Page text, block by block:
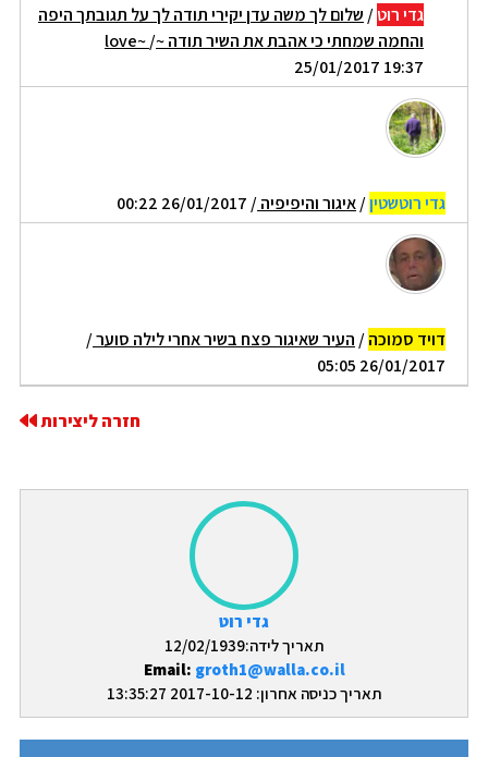
גדי רוט
תאריך לידה:12/02/1939
Email: groth1@walla.co.il
תאריך כניסה אחרון: 2017-10-12 13:35:27
גדי רוט/ שלום לך משה עדן יקירי תודה לך על תגובתך היפה
והחמה שמחתי כי אהבת את השיר תודה ~love~/
25/01/2017 19:37
גדי רוטשטין/איגור והיפיפיה/ 26/01/2017 00:22
דויד סמוכה/ העיר שאיגור פצח בשיר אחרי לילה סוער/
26/01/2017 05:05
חזרה ליצירות